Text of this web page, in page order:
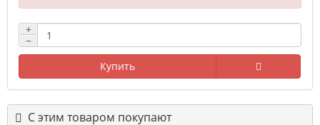
+
−
Купить
С этим товаром покупают